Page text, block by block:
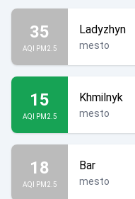
35
AQI PM2.5
Ladyzhyn
mesto
15
AQI PM2.5
Khmilnyk
mesto
18
AQI PM2.5
Bar
mesto